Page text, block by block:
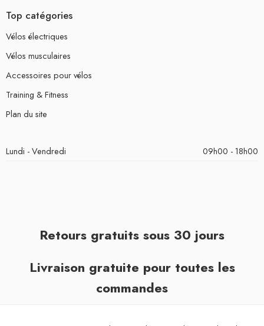
Top catégories
Vélos électriques
Vélos musculaires
Accessoires pour vélos
Training & Fitness
Plan du site
Lundi - Vendredi 09h00 - 18h00
Retours gratuits sous 30 jours
Livraison gratuite pour toutes les
commandes